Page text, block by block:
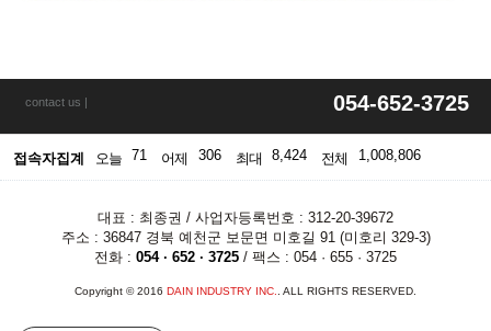
contact us | 054-652-3725
접속자집계 오늘 71 어제 306 최대 8,424 전체 1,008,806
대표 : 최종권 / 사업자등록번호 : 312-20-39672
주소 : 36847 경북 예천군 보문면 미호길 91 (미호리 329-3)
전화 : 054 · 652 · 3725 / 팩스 : 054 · 655 · 3725
Copyright © 2016 DAIN INDUSTRY INC. . ALL RIGHTS RESERVED.